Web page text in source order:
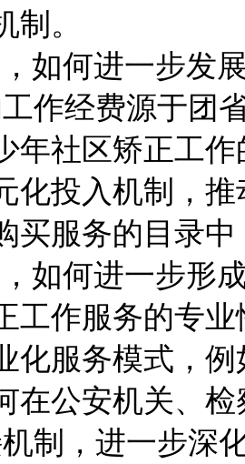
制 。
如何进一步发
工作经费源于团
年社区矫正工作
化投入机制
，
买服务的目录中
如何进一步形
工作服务的专业
化服务模式，
在公安机关、 检
机制 ，进一步深